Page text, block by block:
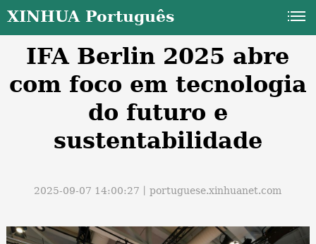
XINHUA Português
IFA Berlin 2025 abre
com foco em tecnologia
do futuro e
sustentabilidade
2025-09-07 14:00:27丨portuguese.xinhuanet.com